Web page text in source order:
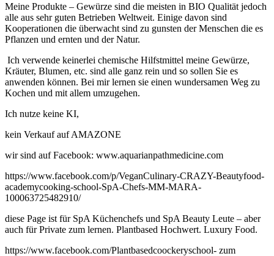
Meine Produkte – Gewürze sind die meisten in BIO Qualität jedoch
alle aus sehr guten Betrieben Weltweit. Einige davon sind
Kooperationen die überwacht sind zu gunsten der Menschen die es
Pflanzen und ernten und der Natur.
Ich verwende keinerlei chemische Hilfstmittel meine Gewürze,
Kräuter, Blumen, etc. sind alle ganz rein und so sollen Sie es
anwenden können. Bei mir lernen sie einen wundersamen Weg zu
Kochen und mit allem umzugehen.
Ich nutze keine KI,
kein Verkauf auf AMAZONE
wir sind auf Facebook: www.aquarianpathmedicine.com
https://www.facebook.com/p/VeganCulinary-CRAZY-Beautyfood-
academycooking-school-SpA-Chefs-MM-MARA-
100063725482910/
diese Page ist für SpA Küchenchefs und SpA Beauty Leute – aber
auch für Private zum lernen. Plantbased Hochwert. Luxury Food.
https://www.facebook.com/Plantbasedcoockeryschool- zum